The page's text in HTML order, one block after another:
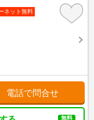
ネット無料
電話で問合せ
無料